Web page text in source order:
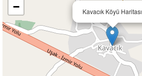
Kavacık Köyü Haritası
−